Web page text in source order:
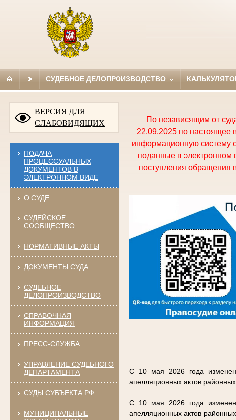
СУДЕБНОЕ ДЕЛОПРОИЗВОДСТВО
ВЕРСИЯ ДЛЯ
СЛАБОВИДЯЩИХ
ПОДАЧА
ПРОЦЕССУАЛЬНЫХ
ДОКУМЕНТОВ В
ЭЛЕКТРОННОМ ВИДЕ
О СУДЕ
СУДЕЙСКОЕ
СООБЩЕСТВО
НОРМАТИВНЫЕ АКТЫ
ДОКУМЕНТЫ СУДА
СУДЕБНОЕ
ДЕЛОПРОИЗВОДСТВО
СПРАВОЧНАЯ
ИНФОРМАЦИЯ
ПРЕСС-СЛУЖБА
УПРАВЛЕНИЕ СУДЕБНОГО
ДЕПАРТАМЕНТА
СУДЫ СУБЪЕКТА РФ
МУНИЦИПАЛЬНЫЕ
По независящим от
22.09.2025 по настоящее
информационную систему
поданные в электронном
поступления обращения
С 10 мая 2026 года изменен
апелляционных актов
С 10 мая 2026 года изменен
апелляционных актов